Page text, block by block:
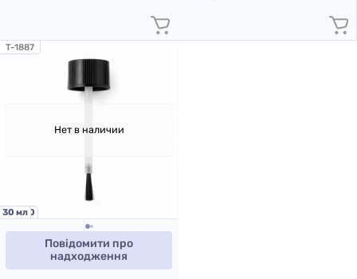
Нет в наличии
T-1887
18/410
30 мл
Повідомити про
надходження